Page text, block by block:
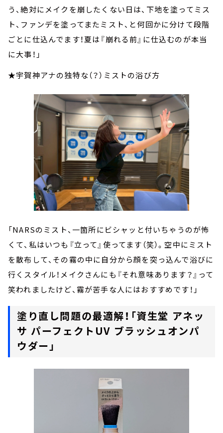
う、絶対にメイクを崩したくない日は、下地を塗ってミス
ト、ファンデを塗ってまたミスト、と何回かに分けて段階
ごとに仕込んでます！夏は『崩れる前』に仕込むのが本当
に大事！」
★宇賀神アナの独特な（？）ミストの浴び方
「NARSのミスト、一箇所にビシャッと付いちゃうのが怖
くて、私はいつも『立って』使ってます（笑）。空中にミスト
を散布して、その霧の中に自分から顔を突っ込んで浴びに
行くスタイル！メイクさんにも『それ意味あります？』って
笑われましたけど、霧が苦手な人にはおすすめです！」
塗り直し問題の最適解！「資生堂 アネッ
サ パーフェクトUV ブラッシュオンパ
ウダー」